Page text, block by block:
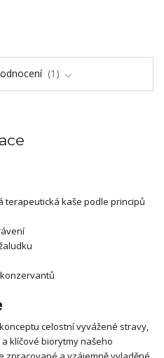
1
terapeutická kaše podle principů
celostní vyvážené stravy,
klíčové biorytmy našeho